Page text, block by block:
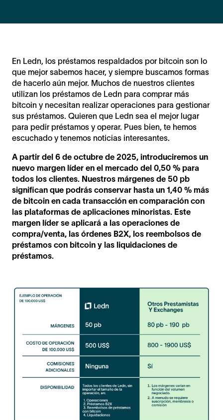
En Ledn, los préstamos respaldados por bitcoin son lo
que mejor sabemos hacer, y siempre buscamos formas
de hacerlo aún mejor. Muchos de nuestros clientes
utilizan los préstamos de Ledn para comprar más
bitcoin y necesitan realizar operaciones para gestionar
sus préstamos. Quieren que Ledn sea el mejor lugar
para pedir préstamos y operar. Pues bien, te hemos
escuchado y tenemos noticias interesantes.
A partir del 6 de octubre de 2025, introduciremos un
nuevo margen líder en el mercado del 0,50 % para
todos los clientes. Nuestros márgenes de 50 pb
significan que podrás conservar hasta un 1,40 % más
de bitcoin en cada transacción en comparación con
las plataformas de aplicaciones minoristas. Este
margen líder se aplicará a las operaciones de
compra/venta, las órdenes B2X, los reembolsos de
préstamos con bitcoin y las liquidaciones de
préstamos.